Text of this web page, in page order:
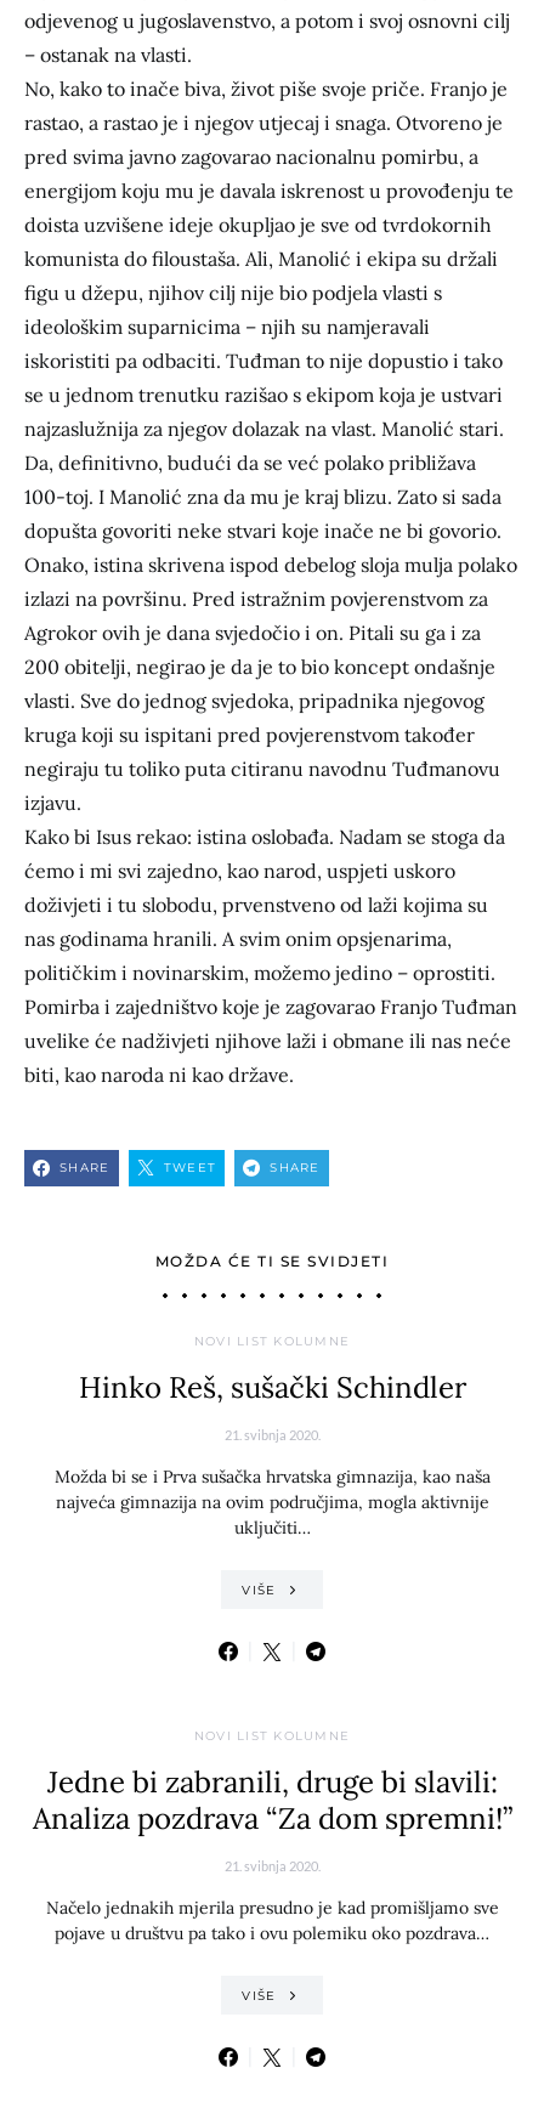
odjevenog u jugoslavenstvo, a potom i svoj osnovni cilj
– ostanak na vlasti.
No, kako to inače biva, život piše svoje priče. Franjo je
rastao, a rastao je i njegov utjecaj i snaga. Otvoreno je
pred svima javno zagovarao nacionalnu pomirbu, a
energijom koju mu je davala iskrenost u provođenju te
doista uzvišene ideje okupljao je sve od tvrdokornih
komunista do filoustaša. Ali, Manolić i ekipa su držali
figu u džepu, njihov cilj nije bio podjela vlasti s
ideološkim suparnicima – njih su namjeravali
iskoristiti pa odbaciti. Tuđman to nije dopustio i tako
se u jednom trenutku razišao s ekipom koja je ustvari
najzaslužnija za njegov dolazak na vlast. Manolić stari.
Da, definitivno, budući da se već polako približava
100-toj. I Manolić zna da mu je kraj blizu. Zato si sada
dopušta govoriti neke stvari koje inače ne bi govorio.
Onako, istina skrivena ispod debelog sloja mulja polako
izlazi na površinu. Pred istražnim povjerenstvom za
Agrokor ovih je dana svjedočio i on. Pitali su ga i za
200 obitelji, negirao je da je to bio koncept ondašnje
vlasti. Sve do jednog svjedoka, pripadnika njegovog
kruga koji su ispitani pred povjerenstvom također
negiraju tu toliko puta citiranu navodnu Tuđmanovu
izjavu.
Kako bi Isus rekao: istina oslobađa. Nadam se stoga da
ćemo i mi svi zajedno, kao narod, uspjeti uskoro
doživjeti i tu slobodu, prvenstveno od laži kojima su
nas godinama hranili. A svim onim opsjenarima,
političkim i novinarskim, možemo jedino – oprostiti.
Pomirba i zajedništvo koje je zagovarao Franjo Tuđman
uvelike će nadživjeti njihove laži i obmane ili nas neće
biti, kao naroda ni kao države.
SHARE TWEET SHARE
MOŽDA ĆE TI SE SVIDJETI
NOVI LIST KOLUMNE
Hinko Reš, sušački Schindler
21. svibnja 2020.
Možda bi se i Prva sušačka hrvatska gimnazija, kao naša
najveća gimnazija na ovim područjima, mogla aktivnije
uključiti…
VIŠE
NOVI LIST KOLUMNE
Jedne bi zabranili, druge bi slavili:
Analiza pozdrava “Za dom spremni!”
21. svibnja 2020.
Načelo jednakih mjerila presudno je kad promišljamo sve
pojave u društvu pa tako i ovu polemiku oko pozdrava…
VIŠE